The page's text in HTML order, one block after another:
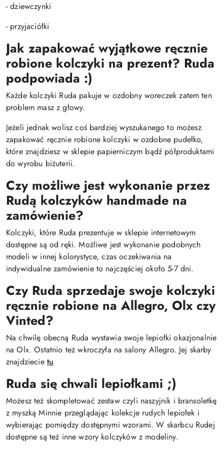
- dziewczynki
- przyjaciółki
Jak zapakować wyjątkowe ręcznie
robione kolczyki na prezent? Ruda
podpowiada :)
Każde kolczyki Ruda pakuje w ozdobny woreczek zatem ten
problem masz z głowy.
Jeżeli jednak wolisz coś bardziej wyszukanego to możesz
zapakować ręcznie robione kolczyki w ozdobne pudełko,
które znajdziesz w sklepie papierniczym bądź półproduktami
do wyrobu biżuterii.
Czy możliwe jest wykonanie przez
Rudą kolczyków handmade na
zamówienie?
Kolczyki, które Ruda prezentuje w sklepie internetowym
dostępne są od ręki. Możliwe jest wykonanie podobnych
modeli w innej kolorystyce, czas oczekiwania na
indywidualne zamówienie to najczęściej około 5-7 dni.
Czy Ruda sprzedaje swoje kolczyki
ręcznie robione na Allegro, Olx czy
Vinted?
Na chwilę obecną Ruda wystawia swoje lepiołki okazjonalnie
na Olx. Ostatnio też wkroczyła na salony Allegro. Jej skarby
znajdziecie tu
Ruda się chwali lepiołkami ;)
Możesz też skompletować zestaw czyli naszyjnik i bransoletkę
z myszką Minnie przeglądając kolekcje rudych lepiołek i
wybierając pomiędzy dostępnymi wzorami. W skarbcu Rudej
dostępne są też inne wzory kolczyków z modeliny.